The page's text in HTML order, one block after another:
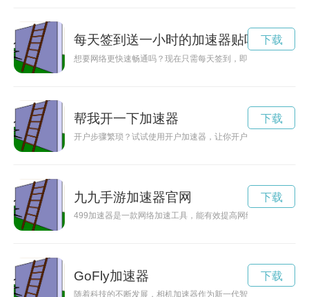
每天签到送一小时的加速器贴吧
想要网络更快速畅通吗？现在只需每天签到，即可获得一小时
下载
帮我开一下加速器
开户步骤繁琐？试试使用开户加速器，让你开户更快速、更便捷
下载
九九手游加速器官网
499加速器是一款网络加速工具，能有效提高网络速度，让用
下载
GoFly加速器
随着科技的不断发展，相机加速器作为新一代智能手机相机技
下载